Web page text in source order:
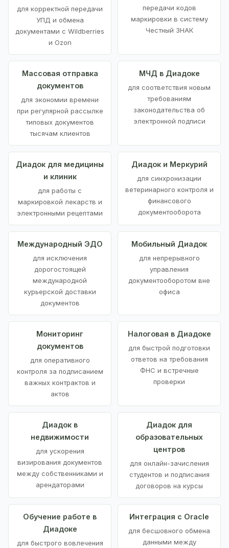
для корректной передачи
УПД и обмена
документами с Wildberries
и Ozon
передачи кодов
маркировки в систему
Честный ЗНАК
Массовая отправка
документов
для экономии времени
при регулярной рассылке
типовых документов
тысячам клиентов
МЧД в Диадоке
для соответствия новым
требованиям
законодательства об
электронной подписи
Диадок для медицины
и клиник
для работы с
маркировкой лекарств и
электронными рецептами
Диадок и Меркурий
для синхронизации
ветеринарного контроля и
финансового
документооборота
Международный ЭДО
для исключения
дорогостоящей
международной
курьерской доставки
документов
Мобильный Диадок
для непрерывного
управления
документооборотом вне
офиса
Мониторинг
документов
для оперативного
контроля за подписанием
важных контрактов и
актов
Налоговая в Диадоке
для быстрой подготовки
ответов на требования
ФНС и встречные
проверки
Диадок в
недвижимости
для ускорения
визирования документов
между собственниками и
арендаторами
Диадок для
образовательных
центров
для онлайн-зачисления
студентов и подписания
договоров на курсы
Обучение работе в
Диадоке
для быстрого вовлечения
Интеграция с Oracle
для бесшовного обмена
данными между